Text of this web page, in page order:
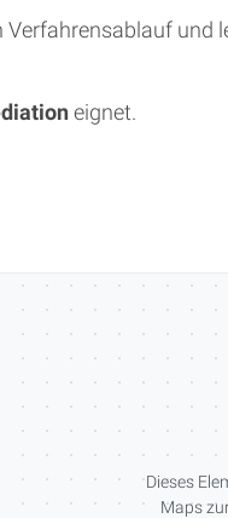
und
eignet.
Dieses
Maps